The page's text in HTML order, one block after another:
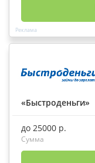
«Быстроденьги»
до 25000 р.
Сумма